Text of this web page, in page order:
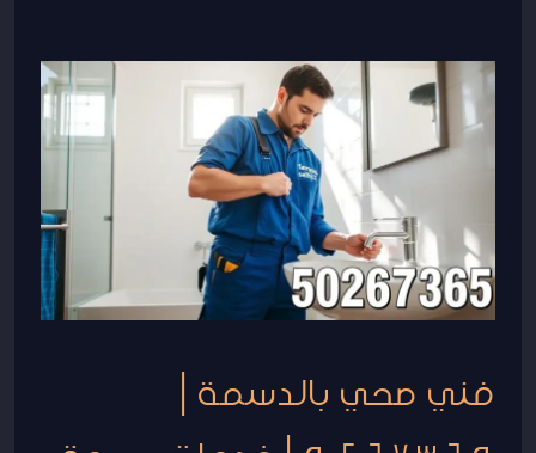
فني صحي بالدسمة |
فني
صحي
بالدسمة
50267365
|
خدمات
سريعة